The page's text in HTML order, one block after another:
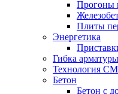
Прогоны
Плиты
Энергетика
Гибка арматуры
Технология
Бетон
Бетон с